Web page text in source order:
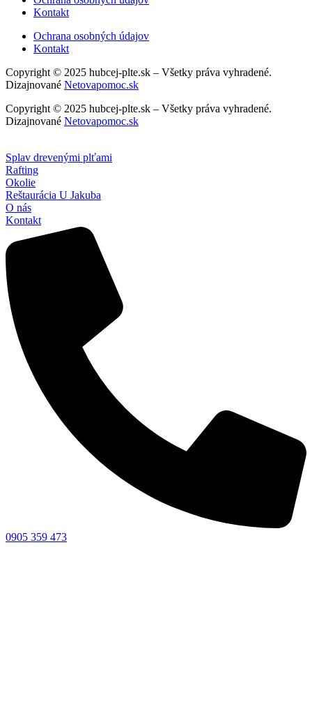
Kontakt
Ochrana osobných údajov
Kontakt
Copyright © 2025 hubcej-plte.sk – Všetky práva vyhradené.
Dizajnované Netovapomoc.sk
Copyright © 2025 hubcej-plte.sk – Všetky práva vyhradené.
Dizajnované Netovapomoc.sk
Splav drevenými plťami
Rafting
Okolie
Reštaurácia U Jakuba
O nás
Kontakt
0905 359 473